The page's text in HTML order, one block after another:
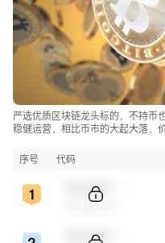
严选优质区块链龙头标的，不持币
稳健运营，相比币市的大起大落，
序号
代码